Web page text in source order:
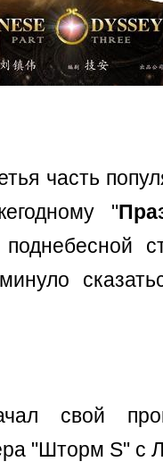
часть
"
свой
"Шторм S" с